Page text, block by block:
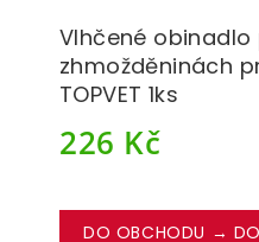
Vlhčené obinadlo
zhmožděninách
TOPVET 1ks
226 Kč
DO OBCHODU →